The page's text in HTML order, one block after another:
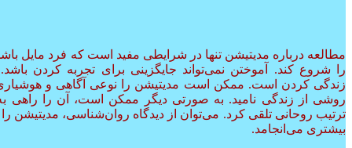
مطالعه درباره مدیتیشن تنها در شرایطی مفید است که فرد مایل
را شروع کند. آموختن نمی‌تواند جایگزینی برای تجربه کردن
زندگی کردن است. ممکن است مدیتیشن را نوعی آگاهی و هوشیاری
روشی از زندگی نامید. به صورتی دیگر ممکن است، آن را راهی
ترتیب روحانی تلقی کرد. می‌توان از دیدگاه روان‌شناسی، مدیتیشن
بیشتری می‌انجامد.